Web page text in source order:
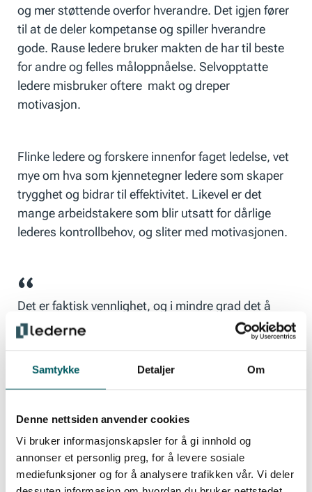
Samtykke Detaljer Om
Denne nettsiden anvender cookies
Vi bruker informasjonskapsler for å gi innhold og
annonser et personlig preg, for å levere sosiale
mediefunksjoner og for å analysere trafikken vår. Vi deler
og mer støttende overfor hverandre. Det igjen fører
til at de deler kompetanse og spiller hverandre
gode. Rause ledere bruker makten de har til beste
for andre og felles måloppnåelse. Selvopptatte
ledere misbruker oftere makt og dreper
motivasjon.
Flinke ledere og forskere innenfor faget ledelse, vet
mye om hva som kjennetegner ledere som skaper
trygghet og bidrar til effektivitet. Likevel er det
mange arbeidstakere som blir utsatt for dårlige
lederes kontrollbehov, og sliter med motivasjonen.
Det er faktisk vennlighet, og i mindre grad det å
være pliktoppfyllende, som kjennetegner en effektiv
leder.
Christopher Birknes
Hva skaper motivasjon?
Studier viser at personlighetstrekkene utadvendt
og pliktoppfyllende ofte vektlegges ved